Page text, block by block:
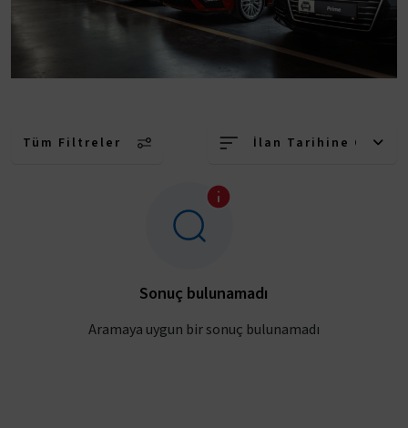
Tüm Filtreler İlan Tarihine Göre
Sonuç bulunamadı
Aramaya uygun bir sonuç bulunamadı